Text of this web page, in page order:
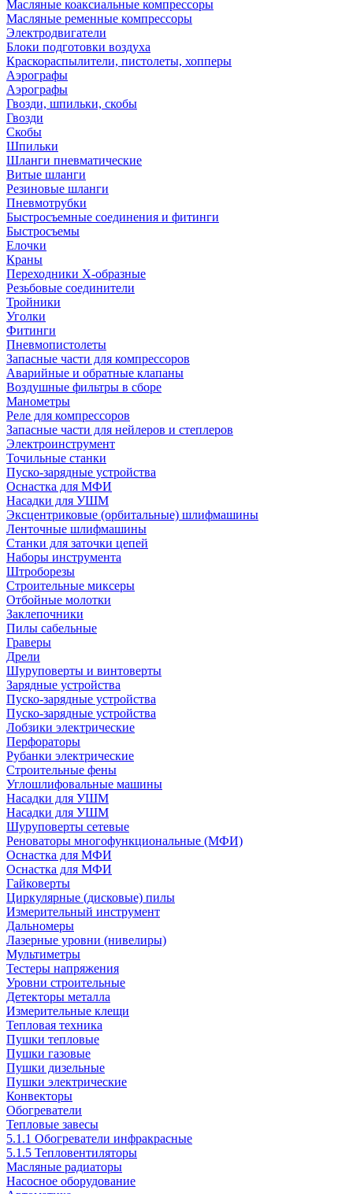
Масляные коаксиальные компрессоры
Масляные ременные компрессоры
Электродвигатели
Блоки подготовки воздуха
Краскораспылители, пистолеты, хопперы
Аэрографы
Аэрографы
Гвозди, шпильки, скобы
Гвозди
Скобы
Шпильки
Шланги пневматические
Витые шланги
Резиновые шланги
Пневмотрубки
Быстросъемные соединения и фитинги
Быстросъемы
Елочки
Краны
Переходники Х-образные
Резьбовые соединители
Тройники
Уголки
Фитинги
Пневмопистолеты
Запасные части для компрессоров
Аварийные и обратные клапаны
Воздушные фильтры в сборе
Манометры
Реле для компрессоров
Запасные части для нейлеров и степлеров
Электроинструмент
Точильные станки
Пуско-зарядные устройства
Оснастка для МФИ
Насадки для УШМ
Эксцентриковые (орбитальные) шлифмашины
Ленточные шлифмашины
Станки для заточки цепей
Наборы инструмента
Штроборезы
Строительные миксеры
Отбойные молотки
Заклепочники
Пилы сабельные
Граверы
Дрели
Шуруповерты и винтоверты
Зарядные устройства
Пуско-зарядные устройства
Пуско-зарядные устройства
Лобзики электрические
Перфораторы
Рубанки электрические
Строительные фены
Углошлифовальные машины
Насадки для УШМ
Насадки для УШМ
Шуруповерты сетевые
Реноваторы многофункциональные (МФИ)
Оснастка для МФИ
Оснастка для МФИ
Гайковерты
Циркулярные (дисковые) пилы
Измерительный инструмент
Дальномеры
Лазерные уровни (нивелиры)
Мультиметры
Тестеры напряжения
Уровни строительные
Детекторы металла
Измерительные клещи
Тепловая техника
Пушки тепловые
Пушки газовые
Пушки дизельные
Пушки электрические
Конвекторы
Обогреватели
Тепловые завесы
5.1.1 Обогреватели инфракрасные
5.1.5 Тепловентиляторы
Масляные радиаторы
Насосное оборудование